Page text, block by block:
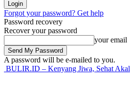
Forgot your password? Get help
Password recovery
Recover your password
your email
A password will be e-mailed to you.
BULIR.ID – Kenyang Jiwa, Sehat Akal